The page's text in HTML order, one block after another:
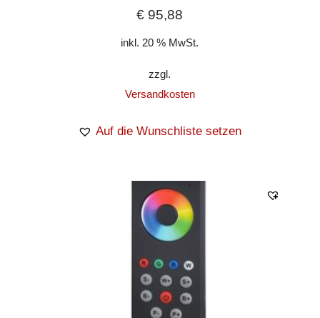
€ 95,88
inkl. 20 % MwSt.
zzgl.
Versandkosten
Auf die Wunschliste setzen